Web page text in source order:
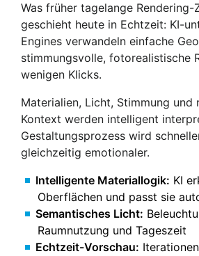
Was früher tagelange
geschieht heute in Echtzeit: KI-
Engines verwandeln einfache
stimmungsvolle, fotorealistische
wenigen Klicks.
Materialien, Licht, Stimmung und
Kontext werden intelligent
Gestaltungsprozess wird
gleichzeitig emotionaler.
Intelligente Materiallogik: KI
Oberflächen und passt sie
Semantisches Licht:
Raumnutzung und Tageszeit
Echtzeit-Vorschau: